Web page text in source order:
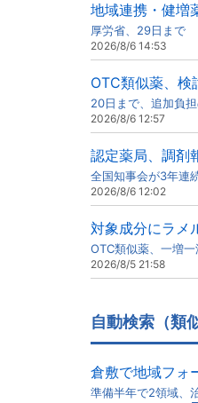
地域連携・健増
厚労省、29日まで
2026/8/6 14:53
OTC類似薬、検
20日まで、追加負
2026/8/6 12:57
認定薬局、調剤
全国知事会が3年連
2026/8/6 12:02
対象成分にラメ
OTC類似薬、一増
2026/8/5 21:58
自動検索（類
倉敷で地域フォ
準備半年で2領域、